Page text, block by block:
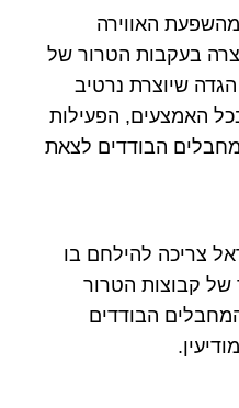
האווירה
בעקבות הטרור של
שיוצרת נרטיב
האמצעים, הפעילות
הבודדים לצאת
צריכה להילחם בו
של קבוצות הטרור
הבודדים